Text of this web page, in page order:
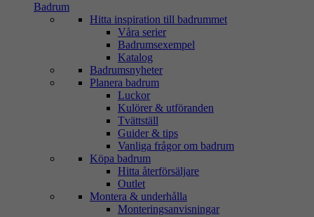
Badrum
Hitta inspiration till badrummet
Våra serier
Badrumsexempel
Katalog
Badrumsnyheter
Planera badrum
Luckor
Kulörer & utföranden
Tvättställ
Guider & tips
Vanliga frågor om badrum
Köpa badrum
Hitta återförsäljare
Outlet
Montera & underhålla
Monteringsanvisningar